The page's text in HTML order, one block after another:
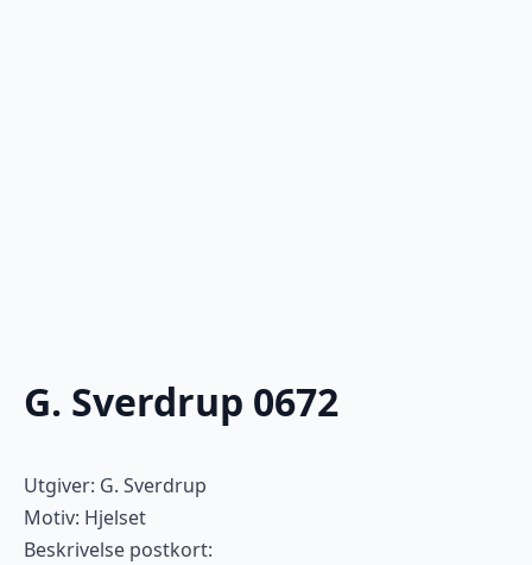
G. Sverdrup 0672
Utgiver: G. Sverdrup
Motiv: Hjelset
Beskrivelse postkort: